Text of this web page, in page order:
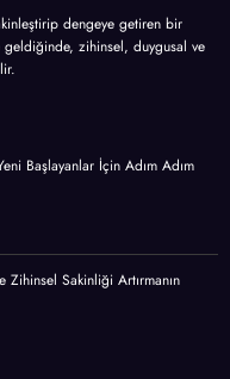
dengeye getiren bir
geldiğinde, zihinsel, duygusal ve
Başlayanlar İçin Adım Adım
Zihinsel Sakinliği Artırmanın